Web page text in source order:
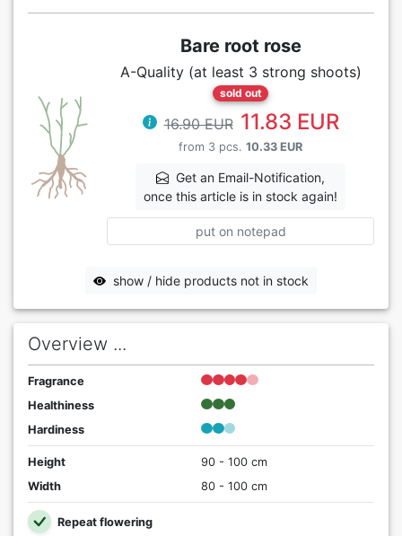
Bare root rose
A-Quality (at least 3 strong shoots)
sold out
16.90 EUR 11.83 EUR
from 3 pcs. 10.33 EUR
Get an Email-Notification,
once this article is in stock again!
put on notepad
show / hide products not in stock
Overview ...
Fragrance
Healthiness
Hardiness
Height
90 - 100 cm
Width
80 - 100 cm
Repeat flowering